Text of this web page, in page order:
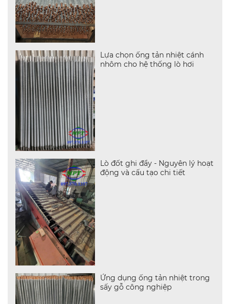
Lựa chọn ống tản nhiệt cánh
nhôm cho hệ thống lò hơi
Lò đốt ghi đẩy - Nguyên lý hoạt
động và cấu tạo chi tiết
Ứng dụng ống tản nhiệt trong
sấy gỗ công nghiệp